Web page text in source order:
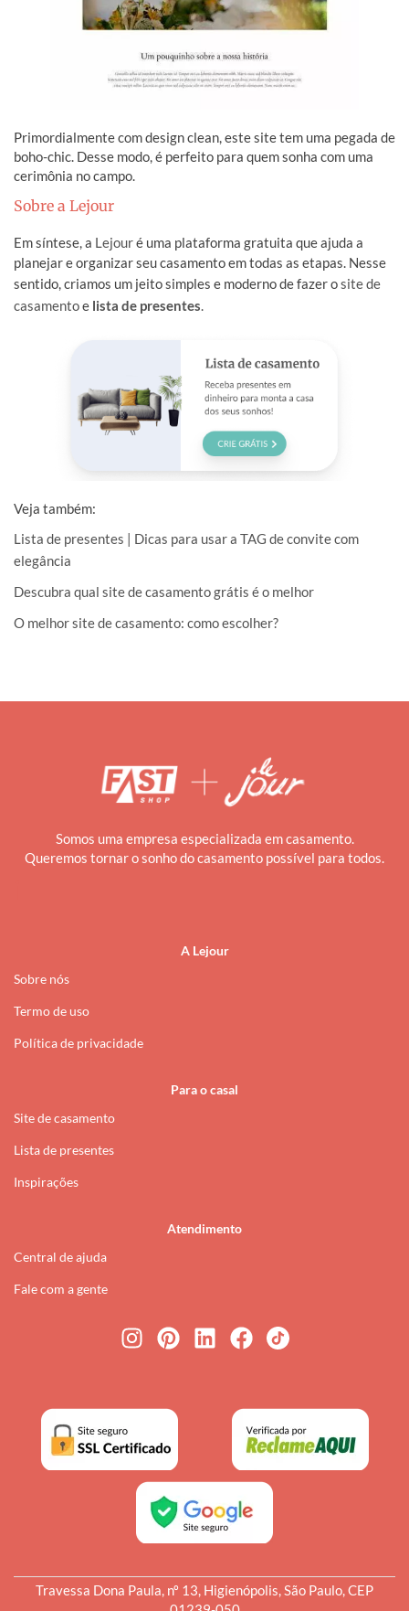
Primordialmente com design clean, este site tem uma pegada de
boho-chic. Desse modo, é perfeito para quem sonha com uma
cerimônia no campo.
Sobre a Lejour
Em síntese, a Lejouré uma plataforma gratuita que ajuda a
planejar e organizar seu casamento em todas as etapas. Nesse
sentido, criamos um jeito simples e moderno de fazer osite de
casamentoe lista de presentes
Veja também:
Lista de presentes | Dicas para usar a TAG de convite com
elegância
Descubra qual site de casamento grátis é o melhor
O melhor site de casamento: como escolher?
Somos uma empresa especializada em casamento.
Queremos tornar o sonho do casamento possível para todos.
A Lejour
Sobre nós
Termo de uso
Política de privacidade
Para o casal
Site de casamento
Lista de presentes
Inspirações
Atendimento
Central de ajuda
Fale com a gente
Travessa Dona Paula, nº 13, Higienópolis, São Paulo, CEP